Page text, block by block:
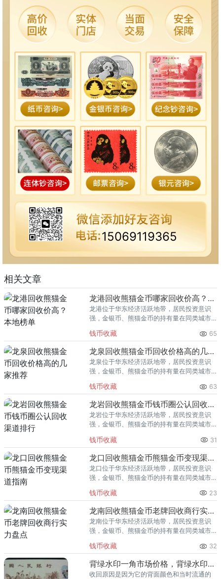
15069119365
相关文章
龙港回收熊猫金币哪家回收价高？本地榜单
龙港位于华东经济活跃地带，居民投资意识
强，金银币、熊猫金币的持有量在同类城市
熊猫金币的需求就明显升温，但鱼龙混杂的
回收渠道里，能精准识别版别溢
钱币收藏 65
龙泉回收熊猫金币回收价格高的几家推荐
龙泉位于华东经济活跃地带，居民投资意识
强，金银币、熊猫金币的持有量在同类城市
熊猫金币的需求就明显升温，但鱼龙混杂的
回收渠道里，能精准识别版别溢
钱币收藏 63
龙岩回收熊猫金币钱币圈公认回收渠道排行
龙岩位于华东经济活跃地带，居民投资意识
强，金银币、熊猫金币的持有量在同类城市
熊猫金币的需求就明显升温，但鱼龙混杂的
回收渠道里，能精准识别版别溢
钱币收藏 31
龙口回收熊猫金币熊猫金币变现渠道指南
龙口位于华东经济活跃地带，居民投资意识
强，金银币、熊猫金币的持有量在同类城市
熊猫金币的需求就明显升温，但鱼龙混杂的
回收渠道里，能精准识别版别溢
钱币收藏 23
龙南回收熊猫金币老牌回收商行实力盘点
龙南位于华东经济活跃地带，居民投资意识
强，金银币、熊猫金币的持有量在同类城市
熊猫金币的需求就明显升温，但鱼龙混杂的
回收渠道里，能精准识别版别溢
钱币收藏 32
背绿水印一角市场价格，背绿水印一角价格是多少钱？
收回原因是因为它的背面颜色和当时流通的